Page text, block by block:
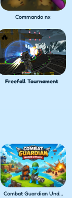
Commando nx
Freefall Tournament
Combat Guardian Under Attack